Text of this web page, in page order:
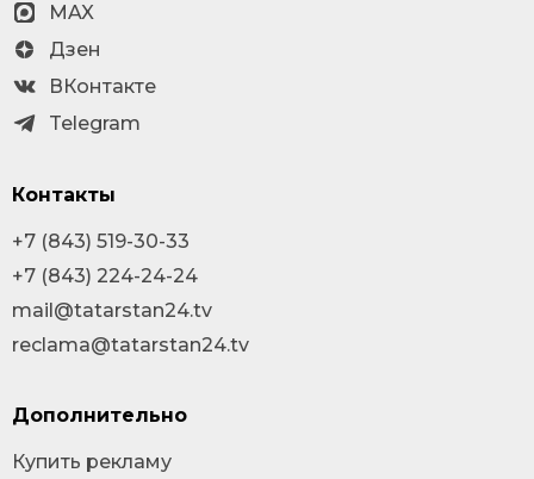
MAX
Дзен
ВКонтакте
Telegram
Контакты
+7 (843) 519-30-33
+7 (843) 224-24-24
mail@tatarstan24.tv
reclama@tatarstan24.tv
Дополнительно
Купить рекламу